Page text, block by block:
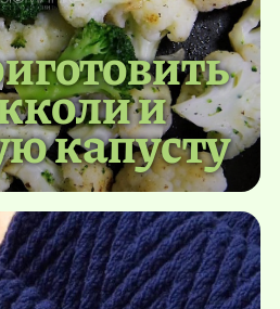
и
капусту